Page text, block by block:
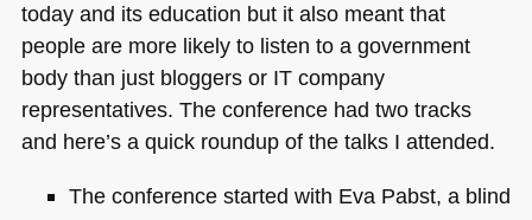
today and its education but it also meant that
people are more likely to listen to a government
body than just bloggers or IT company
representatives. The conference had two tracks
and here’s a quick roundup of the talks I attended.
The conference started with Eva Pabst, a blind